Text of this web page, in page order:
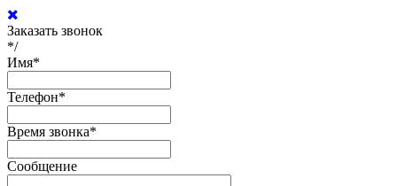
Заказать звонок
*/
Имя*
Телефон*
Время звонка*
Сообщение